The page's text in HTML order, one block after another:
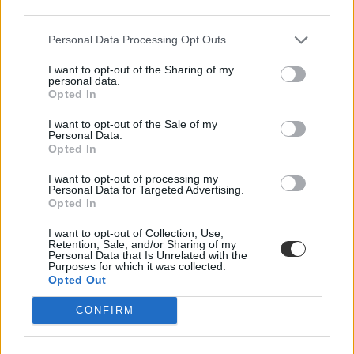
Personal Data Processing Opt Outs
I want to opt-out of the Sharing of my
personal data.
Opted In
I want to opt-out of the Sale of my
Personal Data.
Opted In
I want to opt-out of processing my
Personal Data for Targeted Advertising.
Opted In
I want to opt-out of Collection, Use,
Retention, Sale, and/or Sharing of my
Personal Data that Is Unrelated with the
Purposes for which it was collected.
Opted Out
CONFIRM
fogócska és izgalmas krimik
előugorhat az ellenség. Vacsora egy budai vendéglőben, ahol a
pincér, a szakács és a vendég is gyanúsan viselkedik. Nyomozás a
városban, ahol bármelyik szobor vagy épület elvezethet a
Budapesten? Különleges városi játékok.
Felnőttképzés